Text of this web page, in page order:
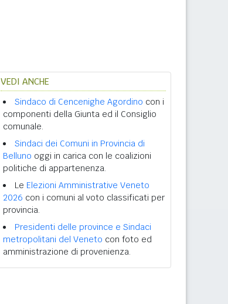
VEDI ANCHE
Sindaco di Cencenighe Agordino con i
componenti della Giunta ed il Consiglio
comunale.
Sindaci dei Comuni in Provincia di
Belluno oggi in carica con le coalizioni
politiche di appartenenza.
Le Elezioni Amministrative Veneto
2026 con i comuni al voto classificati per
provincia.
Presidenti delle province e Sindaci
metropolitani del Veneto con foto ed
amministrazione di provenienza.